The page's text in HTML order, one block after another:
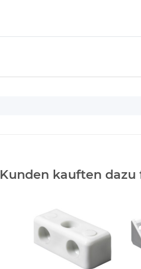
Kunden kauften